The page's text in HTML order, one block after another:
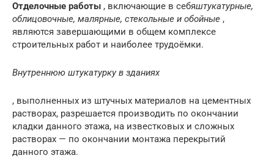
Отделочные работы , включающие в себяштукатурные,
облицовочные, малярные, стекольные и обойные ,
являются завершающими в общем комплексе
строительных работ и наиболее трудоёмки.
Внутреннюю штукатурку в зданиях
, выполненных из штучных материалов на цементных
растворах, разрешается производить по окончании
кладки данного этажа, на известковых и сложных
растворах — по окончании монтажа перекрытий
данного этажа.